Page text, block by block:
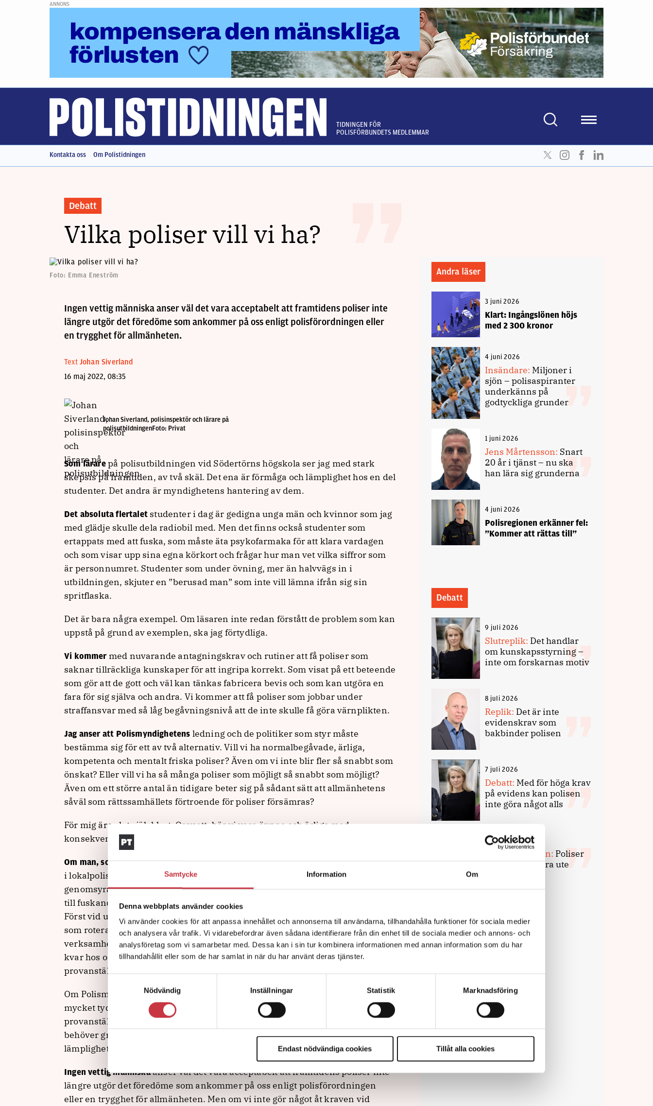
Samtycke Information Om
Denna webbplats använder cookies
Vi använder cookies för att anpassa innehållet och annonserna till användarna, tillhandahålla funktioner för sociala medier
och analysera vår trafik. Vi vidarebefordrar även sådana identifierare från din enhet till de sociala medier och annons- och
analysföretag som vi samarbetar med. Dessa kan i sin tur kombinera informationen med annan information som du har
tillhandahållit eller som de har samlat in när du har använt deras tjänster.
Nödvändig
Inställningar Statistik Marknadsföring
Endast nödvändiga cookies Tillåt alla cookies
ANNONS
TIDNINGEN FÖR
POLISFÖRBUNDETS MEDLEMMAR
Kontakta oss Om Polistidningen
Debatt
Vilka poliser vill vi ha?
Foto: Emma Eneström
Ingen vettig människa anser väl det vara acceptabelt att framtidens poliser inte
längre utgör det föredöme som ankommer på oss enligt polisförordningen eller
en trygghet för allmänheten.
Text Johan Siverland
16 maj 2022, 08:35
Johan Siverland, polisinspektör och lärare på
polisutbildningenFoto: Privat
Som lärarepå polisutbildningen vid Södertörns högskola ser jag med stark
skepsis på framtiden, av två skäl. Det ena är förmåga och lämplighet hos en del
studenter. Det andra är myndighetens hantering av dem.
Det absoluta flertaletstudenter i dag är gedigna unga män och kvinnor som jag
med glädje skulle dela radiobil med. Men det finns också studenter som
ertappats med att fuska, som måste äta psykofarmaka för att klara vardagen
och som visar upp sina egna körkort och frågar hur man vet vilka siffror som
är personnumret. Studenter som under övning, mer än halvvägs in i
utbildningen, skjuter en ”berusad man” som inte vill lämna ifrån sig sin
spritflaska.
Det är bara några exempel. Om läsaren inte redan förstått de problem som kan
uppstå på grund av exemplen, ska jag förtydliga.
Vi kommermed nuvarande antagningskrav och rutiner att få poliser som
saknar tillräckliga kunskaper för att ingripa korrekt. Som visat på ett beteende
som gör att de gott och väl kan tänkas fabricera bevis och som kan utgöra en
fara för sig själva och andra. Vi kommer att få poliser som jobbar under
straffansvar med så låg begåvningsnivå att de inte skulle få göra värnplikten.
Jag anser att Polismyndighetens ledning och de politiker som styr måste
bestämma sig för ett av två alternativ. Vill vi ha normalbegåvade, ärliga,
kompetenta och mentalt friska poliser? Även om vi inte blir fler så snabbt som
önskat? Eller vill vi ha så många poliser som möjligt så snabbt som möjligt?
Även om ett större antal än tidigare beter sig på sådant sätt att allmänhetens
såväl som rättssamhällets förtroende för poliser försämras?
För mig är valet självklart. Oavsett, bör vi vara öppna och ärliga med
konsekvenserna av de val vi gör.
Om man, som Polismyndigheten,avser att låta nya poliser växa in i rollen på plats
i lokalpolisområdet och få mer handledning än tidigare, måste detta
genomsyra hela organisationen. Nuvarande praxis är att HR utdelar varningar
till fuskande studenter som sedan kan studera vidare som om inget har hänt.
Först vid upprepat fusk avskiljs studenten. I dag förekommer att nya poliser,
som roterar efter aspirantterminen beter sig undermåligt och den aktuella
verksamheten hanterar det med inställningen att ”hen ska i alla fall inte vara
kvar hos oss så det där får hens LPO hantera senare”. Men ”senare” är
provanställningstiden slut.
Om Polismyndigheten står fast vid sin inriktning, måste man därmed ta fram
mycket tydliga rutiner för bedömning av poliser under
provanställningsperioden och för när anställningen ska avslutas. Annars
behöver gränsen för vad som ska anses vara godtagbar kunskap, beteende och
lämplighet för fast anställda justeras nedåt.
Ingen vettig människaanser väl det vara acceptabelt att framtidens poliser inte
längre utgör det föredöme som ankommer på oss enligt polisförordningen
eller en trygghet för allmänheten. Men om vi inte gör något åt kraven vid
Andra läser
3 juni 2026
Klart: Ingångslönen höjs
med 2 300 kronor
4 juni 2026
Insändare: Miljoner i
sjön – polisaspiranter
underkänns på
godtyckliga grunder
1 juni 2026
Jens Mårtensson: Snart
20 år i tjänst – nu ska
han lära sig grunderna
4 juni 2026
Polisregionen erkänner fel:
”Kommer att rättas till”
Debatt
9 juli 2026
Slutreplik: Det handlar
om kunskapsstyrning –
inte om forskarnas motiv
8 juli 2026
Replik: Det är inte
evidenskrav som
bakbinder polisen
7 juli 2026
Debatt: Med för höga krav
på evidens kan polisen
inte göra något alls
15 juni 2026
Mats Johansson: Poliser
behövs inte bara ute